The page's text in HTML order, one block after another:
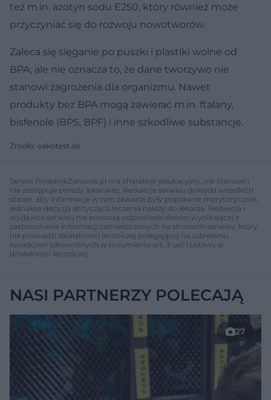
też m.in. azotyn sodu E250, który również może
przyczyniać się do rozwoju nowotworów.
Zaleca się sięganie po puszki i plastiki wolne od
BPA, ale nie oznacza to, że dane tworzywo nie
stanowi zagrożenia dla organizmu. Nawet
produkty bez BPA mogą zawierać m.in. ftalany,
bisfenole (BPS, BPF) i inne szkodliwe substancje.
Źródło: oekotest.de
Serwis PoradnikZdrowie.pl ma charakter edukacyjny, nie stanowi i
nie zastępuje porady lekarskiej. Redakcja serwisu dokłada wszelkich
starań, aby informacje w nim zawarte były poprawne merytorycznie,
jednakże decyzja dotycząca leczenia należy do lekarza. Redakcja i
wydawca serwisu nie ponoszą odpowiedzialności wynikającej z
zastosowania informacji zamieszczonych na stronach serwisu, który
nie prowadzi działalności leczniczej polegającej na udzielaniu
świadczeń zdrowotnych w rozumieniu art. 3 ust 1 ustawy o
działalności leczniczej.
NASI PARTNERZY POLECAJĄ
27